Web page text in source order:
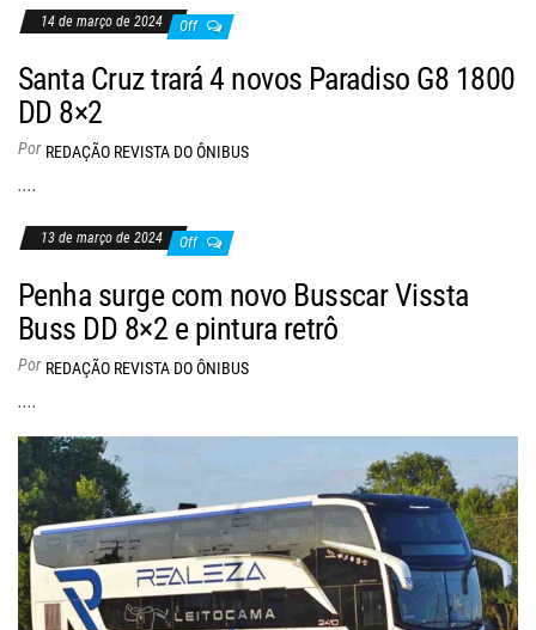
14 de março de 2024 Off
Santa Cruz trará 4 novos Paradiso G8 1800
DD 8×2
Por REDAÇÃO REVISTA DO ÔNIBUS
....
13 de março de 2024 Off
Penha surge com novo Busscar Vissta
Buss DD 8×2 e pintura retrô
Por REDAÇÃO REVISTA DO ÔNIBUS
....